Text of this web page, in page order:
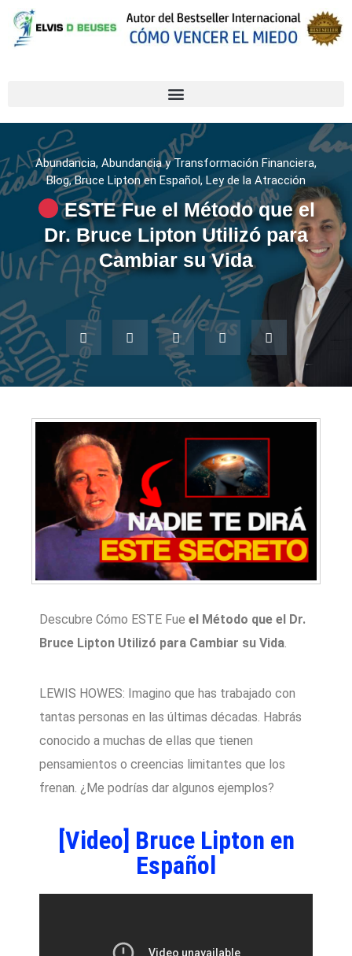
Abundancia, Abundancia y Transformación Financiera,
Blog,Bruce Lipton en Español, Ley de la Atracción
ESTE Fue el Método que el
Dr. Bruce Lipton Utilizó para
Cambiar su Vida
Descubre Cómo ESTE Fue el Método que el Dr.
Bruce Lipton Utilizó para Cambiar su Vida.
LEWIS HOWES: Imagino que has trabajado con
tantas personas en las últimas décadas. Habrás
conocido a muchas de ellas que tienen
pensamientos o creencias limitantes que los
frenan. ¿Me podrías dar algunos ejemplos?
[Video] Bruce Lipton en
Español